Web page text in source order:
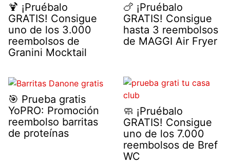
🍹 ¡Pruébalo
GRATIS! Consigue
uno de los 3.000
reembolsos de
Granini Mocktail
🍗 ¡Pruébalo
GRATIS! Consigue
hasta 3 reembolsos
de MAGGI Air Fryer
🎯 Prueba gratis
YoPRO: Promoción
reembolso barritas
de proteínas
🧼 ¡Pruébalo
GRATIS! Consigue
uno de los 7.000
reembolsos de Bref
WC